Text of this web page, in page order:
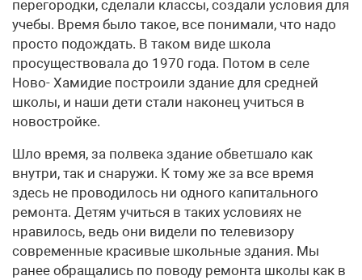
перегородки, сделали классы, создали условия для
учебы. Время было такое, все понимали, что надо
просто подождать. В таком виде школа
просуществовала до 1970 года. Потом в селе
Ново- Хамидие построили здание для средней
школы, и наши дети стали наконец учиться в
новостройке.
Шло время, за полвека здание обветшало как
внутри, так и снаружи. К тому же за все время
здесь не проводилось ни одного капитального
ремонта. Детям учиться в таких условиях не
нравилось, ведь они видели по телевизору
современные красивые школьные здания. Мы
ранее обращались по поводу ремонта школы как в